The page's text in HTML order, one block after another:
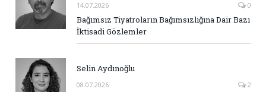
14.07.2026 0
Bağımsız Tiyatroların Bağımsızlığına Dair Bazı
İktisadi Gözlemler
Selin Aydınoğlu
08.07.2026 2